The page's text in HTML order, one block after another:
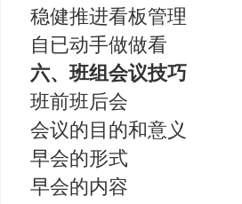
稳健推进看板管理
自已动手做做看
六、班组会议技巧
班前班后会
会议的目的和意义
早会的形式
早会的内容